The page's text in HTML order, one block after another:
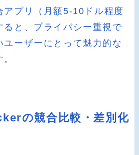
アプリ（月額5-10ドル程度
ると、プライバシー重視で
ユーザーにとって魅力的な
の競合比較・差別化